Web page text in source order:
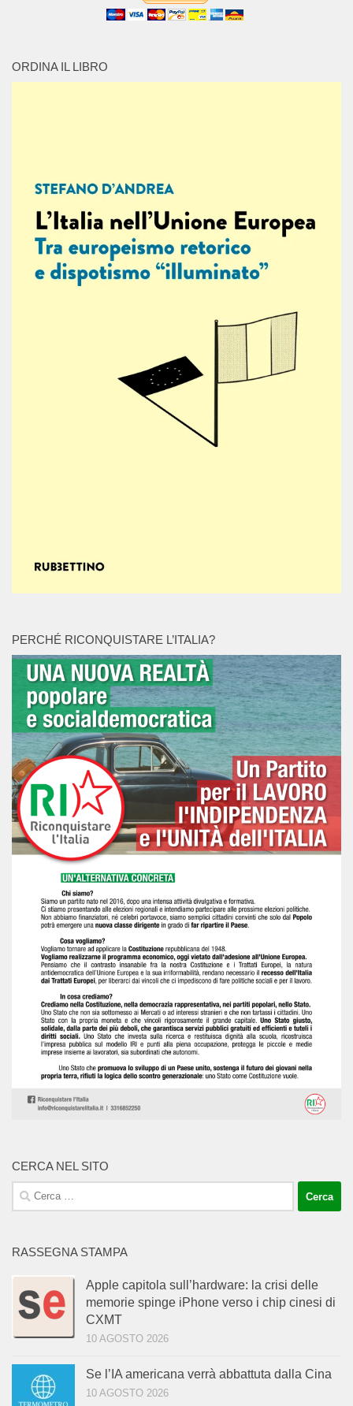
ORDINA IL LIBRO
PERCHÉ RICONQUISTARE L’ITALIA?
CERCA NEL SITO
Ricerca
per:
RASSEGNA STAMPA
Apple capitola sull’hardware: la crisi delle
memorie spinge iPhone verso i chip cinesi di
CXMT
10 AGOSTO 2026
Se l’IA americana verrà abbattuta dalla Cina
10 AGOSTO 2026